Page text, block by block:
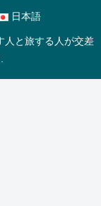
日本語
人と旅する人が交差